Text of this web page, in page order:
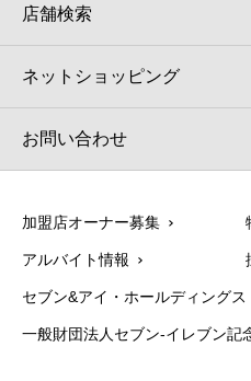
店舗検索
ネットショッピング
お問い合わせ
加盟店オーナー募集
アルバイト情報
セブン&アイ・ホールディングス
一般財団法人セブン-イレブン記